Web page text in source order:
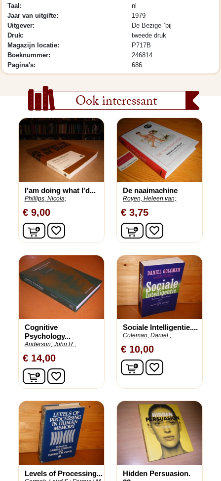
Taal:
nl
Jaar van uitgifte:
1979
Uitgever:
De Bezige `bij
Druk:
tweede druk
Magazijn locatie:
P717B
Boeknummer:
246814
Pagina's:
686
Ook interessant
I'am doing what I'd...
Phillips, Nicola;
€ 9,00
In winkelwagen
favorite_border
De naaimachine
Royen, Heleen van;
€ 3,75
In winkelwagen
favorite_border
Cognitive
Psychology...
Anderson, John R.;
€ 14,00
In winkelwagen
favorite_border
Sociale Intelligentie....
Coleman, Daniel.;
€ 10,00
In winkelwagen
favorite_border
Levels of Processing...
Hidden Persuasion.